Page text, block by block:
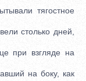
тягостное
столько дней,
при взгляде на
на боку, как